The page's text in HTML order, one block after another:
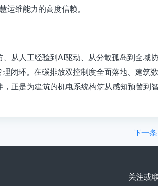
运维能力的高度信赖。
、从人工经验到AI驱动、从分散孤岛到全域
闭环。在碳排放双控制度全面落地、建
正是为建筑的机电系统构筑从感知预警到
下一
关注或